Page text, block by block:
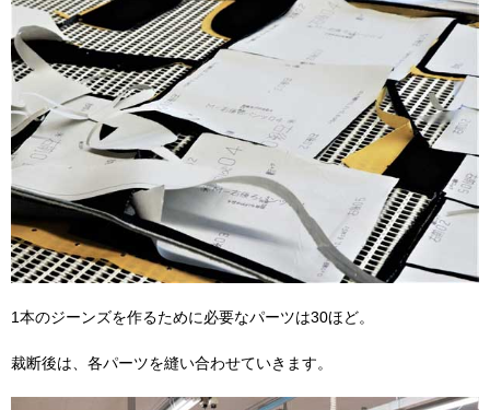
1本のジーンズを作るために必要なパーツは30ほど。
裁断後は、各パーツを縫い合わせていきます。